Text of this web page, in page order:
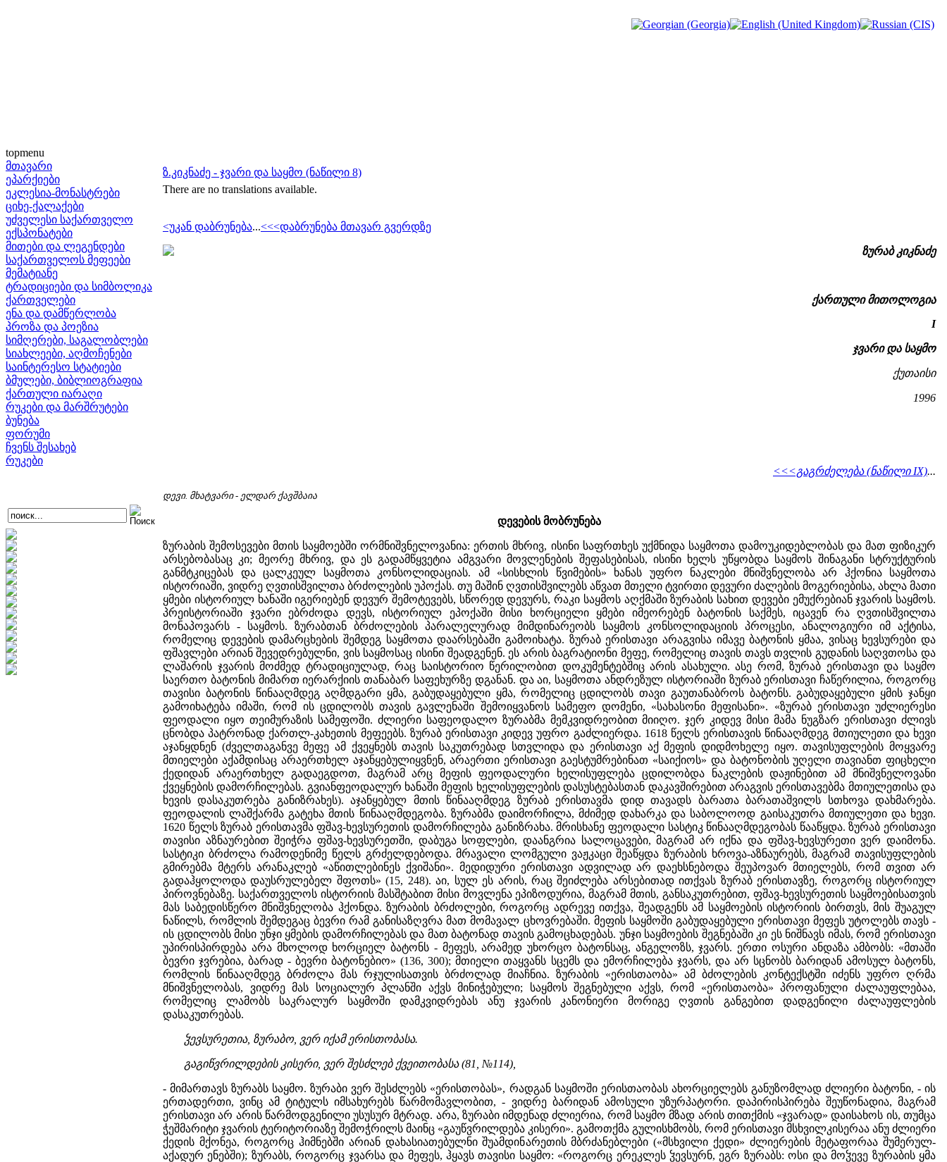
topmenu
მთავარი
ეპარქიები
ეკლესია-მონასტრები
ციხე-ქალაქები
უძველესი საქართველო
ექსპონატები
მითები და ლეგენდები
საქართველოს მეფეები
მემატიანე
ტრადიციები და სიმბოლიკა
ქართველები
ენა და დამწერლობა
პროზა და პოეზია
სიმღერები, საგალობლები
სიახლეები, აღმოჩენები
საინტერესო სტატიები
ბმულები, ბიბლიოგრაფია
ქართული იარაღი
რუკები და მარშრუტები
ბუნება
ფორუმი
ჩვენს შესახებ
რუკები
ზ.კიკნაძე - ჯვარი და საყმო (ნაწილი 8)
There are no translations available.
<უკან დაბრუნება...<<<დაბრუნება მთავარ გვერდზე
ზურაბ კიკნაძე
ქართული მითოლოგია
I
ჯვარი და საყმო
ქუთაისი
1996
<<<გაგრძელება (ნაწილი IX)...
დევი. მხატვარი - ელდარ ქავშბაია
დევების მობრუნება
ზურაბის შემოსევები მთის საყმოებში ორმნიშვნელოვანია: ერთის მხრივ, ისინი საფრთხეს უქმნიდა საყმოთა დამოუკიდებლობას და მათ ფიზიკურ
არსებობასაც კი; მეორე მხრივ, და ეს გადამწყვეტია ამგვარი მოვლენების შეფასებისას, ისინი ხელს უწყობდა საყმოს შინაგანი სტრუქტურის
განმტკიცებას და ცალკეულ საყმოთა კონსოლიდაციას. ამ «სისხლის წვიმების» ხანას უფრო ნაკლები მნიშვნელობა არ ჰქონია საყმოთა
ისტორიაში, ვიდრე ღვთისშვილთა ბრძოლების უპოქას. თუ მაშინ ღვთისშვილებს აწვათ მთელი ტვირთი დევური ძალების მოგერიებისა, ახლა მათი
ყმები ისტორიულ ხანაში იგერიებენ დევურ შემოტევებს, სწორედ დევურს, რაკი საყმოს აღქმაში ზურაბის სახით დევები ემუქრებიან ჯვარის საყმოს.
პრეისტორიაში ჯვარი ებრძოდა დევს, ისტორიულ ეპოქაში მისი ხორციელი ყმები იმეორებენ ბატონის საქმეს, იცავენ რა ღვთისშვილთა
მონაპოვარს - საყმოს. ზურაბთან ბრძოლების პარალელურად მიმდინარეობს საყმოს კონსოლიდაციის პროცესი, ანალოგიური იმ აქტისა,
რომელიც დევების დამარცხების შემდეგ საყმოთა დაარსებაში გამოიხატა. ზურაბ ერისთავი არაგვისა იმავე ბატონის ყმაა, ვისაც ხევსურები და
ფშავლები არიან შევედრებულნი, ვის საყმოსაც ისინი შეადგენენ. ეს არის ბაგრატიონი მეფე, რომელიც თავის თავს თვლის გუდანის საღვთოსა და
ლაშარის ჯვარის მოძმედ ტრადიციულად, რაც საისტორიო წერილობით დოკუმენტებშიც არის ასახული. ასე რომ, ზურაბ ერისთავი და საყმო
საერთო ბატონის მიმართ იერარქიის თანაბარ საფეხურზე დგანან. და აი, საყმოთა ანდრეზულ ისტორიაში ზურაბ ერისთავი ჩაწერილია, როგორც
თავისი ბატონის წინააღმდეგ აღმდგარი ყმა, გაბუდაყებული ყმა, რომელიც ცდილობს თავი გაუთანაბროს ბატონს. გაბუდაყებული ყმის ჯანყი
გამოიხატება იმაში, რომ ის ცდილობს თავის გავლენაში შემოიყვანოს სამეფო დომენი, «სახასონი მეფისანი». «ზურაბ ერისთავი უძლიერესი
ფეოდალი იყო თეიმურაზის სამეფოში. ძლიერი საფეოდალო ზურაბმა მემკვიდრეობით მიიღო. ჯერ კიდევ მისი მამა ნუგზარ ერისთავი ძლივს
ცნობდა პატრონად ქართლ-კახეთის მეფეებს. ზურაბ ერისთავი კიდევ უფრო გაძლიერდა. 1618 წელს ერისთავის წინააღმდეგ მთიულეთი და ხევი
აჯანყდნენ (ძველთაგანვე მეფე ამ ქვეყნებს თავის საკუთრებად სთვლიდა და ერისთავი აქ მეფის დიდმოხელე იყო. თავისუფლების მოყვარე
მთიელები აქამდისაც არაერთხელ აჯანყებულიყვნენ, არაერთი ერისთავი გაესტუმრებინათ «საიქიოს» და ბატონობის უღელი თავიანთ ფიცხელი
ქედიდან არაერთხელ გადაეგდოთ, მაგრამ არც მეფის ფეოდალური ხელისუფლება ცდილობდა ნაკლების დაჟინებით ამ მნიშვნელოვანი
ქვეყნების დამორჩილებას. გვიანფეოდალურ ხანაში მეფის ხელისუფლების დასუსტებასთან დაკავშირებით არაგვის ერისთავებმა მთიულეთისა და
ხევის დასაკუთრება განიზრახეს). აჯანყებულ მთის წინააღმდეგ ზურაბ ერისთავმა დიდ თავადს ბარათა ბარათაშვილს სთხოვა დახმარება.
ფეოდალის ლაშქარმა გატეხა მთის წინააღმდეგობა. ზურაბმა დაიმორჩილა, მძიმედ დახარკა და საბოლოოდ გაისაკუთრა მთიულეთი და ხევი.
1620 წელს ზურაბ ერისთავმა ფშავ-ხევსურეთის დამორჩილება განიზრახა. მრისხანე ფეოდალი სასტიკ წინააღმდეგობას წააწყდა. ზურაბ ერისთავი
თავისი აზნაურებით შეიჭრა ფშავ-ხევსურეთში, დაბუგა სოფლები, დაანგრია სალოცავები, მაგრამ არ იქნა და ფშავ-ხევსურეთი ვერ დაიმონა.
სასტიკი ბრძოლა რამოდენიმე წელს გრძელდებოდა. მრავალი ლომგული ვაჟკაცი შეაწყდა ზურაბის ხროვა-აზნაურებს, მაგრამ თავისუფლების
გმირებმა მტერს არანაკლებ «აწითლებინეს ქვიშანი». მედიდური ერისთავი ადვილად არ დაეხსნებოდა შეუპოვარ მთიელებს, რომ თვით არ
გადაჰყოლოდა დაუსრულებელ შფოთს» (15, 248). აი, სულ ეს არის, რაც შეიძლება არსებითად ითქვას ზურაბ ერისთავზე, როგორც ისტორიულ
პიროვნებაზე. საქართველოს ისტორიის მასშტაბით მისი მოვლენა ეპიზოდურია, მაგრამ მთის, განსაკუთრებით, ფშავ-ხევსურეთის საყმოებისათვის
მას საბედისწერო მნიშვნელობა ჰქონდა. ზურაბის ბრძოლები, როგორც ადრევე ითქვა, შეადგენს ამ საყმოების ისტორიის ბირთვს, მის შუაგულ
ნაწილს, რომლის შემდეგაც ბევრი რამ განისაზღვრა მათ მომავალ ცხოვრებაში. მეფის საყმოში გაბუდაყებული ერისთავი მეფეს უტოლებს თავს -
ის ცდილობს მისი უნჯი ყმების დამორჩილებას და მათ ბატონად თავის გამოცხადებას. უნჯი საყმოების შეგნებაში კი ეს ნიშნავს იმას, რომ ერისთავი
უპირისპირდება არა მხოლოდ ხორციელ ბატონს - მეფეს, არამედ უხორცო ბატონსაც, ანგელოზს, ჯვარს. ერთი ოსური ანდაზა ამბობს: «მთაში
ბევრი ჯვრებია, ბარად - ბევრი ბატონებიო» (136, 300); მთიელი თაყვანს სცემს და ემორჩილება ჯვარს, და არ სცნობს ბარიდან ამოსულ ბატონს,
რომლის წინააღმდეგ ბრძოლა მას რჯულისათვის ბრძოლად მიაჩნია. ზურაბის «ერისთაობა» ამ ბძოლების კონტექსტში იძენს უფრო ღრმა
მნიშვნელობას, ვიდრე მას სოციალურ პლანში აქვს მინიჭებული; საყმოს შეგნებული აქვს, რომ «ერისთაობა» პროფანული ძალაუფლებაა,
რომელიც ლამობს საკრალურ საყმოში დამკვიდრებას ანუ ჯვარის კანონიერი მორიგე ღვთის განგებით დადგენილი ძალაუფლების
დასაკუთრებას.
ჴევსურეთია, ზურაბო, ვერ იქამ ერისთობასა.
გაგიწვრილდების კისერი, ვერ შესძლებ ქვეითობასა (81, №114),
- მიმართავს ზურაბს საყმო. ზურაბი ვერ შესძლებს «ერისთობას», რადგან საყმოში ერისთაობას ახორციელებს განუზომლად ძლიერი ბატონი, - ის
ერთადერთი, ვინც ამ ტიტულს იმსახურებს წარმომავლობით, - ვიდრე ბარიდან ამოსული უზურპატორი. დაპირისპირება შეუწონადია, მაგრამ
ერისთავი არ არის წარმოდგენილი უსუსურ მტრად. არა, ზურაბი იმდენად ძლიერია, რომ საყმო მზად არის თითქმის «ჯვარად» დაისახოს ის, თუმცა
ჭეშმარიტი ჯვარის ტერიტორიაზე შემოჭრილს მაინც «გაუწვრილდება კისერი». გამოთქმა გულისხმობს, რომ ერისთავი მსხვილკისერაა ანუ ძლიერი
ქედის მქონეა, როგორც ჰიმნებში არიან დახასიათებულნი შუამდინარეთის მბრძანებლები («მსხვილი ქედი» ძლიერების მეტაფორაა შუმერულ-
აქადურ ენებში); ზურაბს, როგორც ჯვარსა და მეფეს, ჰყავს თავისი საყმო: «როგორც ერეკლეს ჴევსურნ, ეგრ ზურაბს: ოსი და მოჴევე ზურაბის ყმა